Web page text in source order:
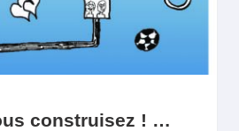
construisez ! …